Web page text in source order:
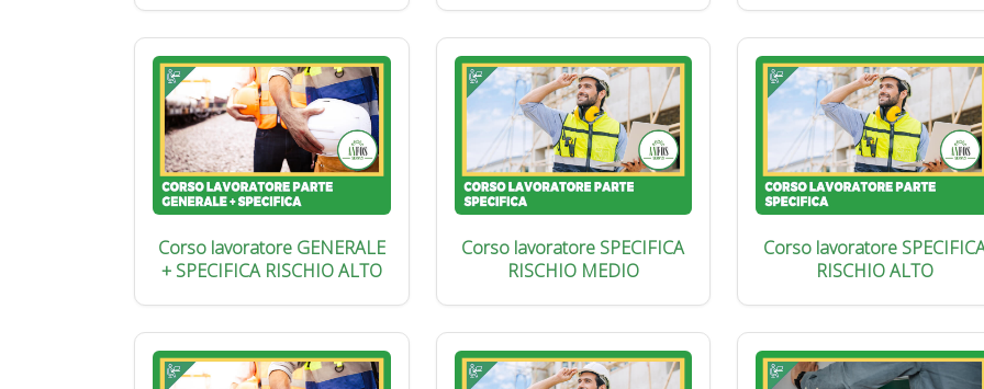
Corso lavoratore GENERALE
+ SPECIFICA RISCHIO ALTO
Corso lavoratore SPECIFICA
RISCHIO MEDIO
Corso lavoratore
RISCHIO ALTO